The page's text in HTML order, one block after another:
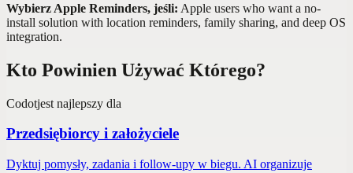
Wybierz Apple Reminders, jeśli: Apple users who want a no-
install solution with location reminders, family sharing, and deep OS
integration.
Kto Powinien Używać Którego?
Codotjest najlepszy dla
Przedsiębiorcy i założyciele
Dyktuj pomysły, zadania i follow-upy w biegu. AI organizuje